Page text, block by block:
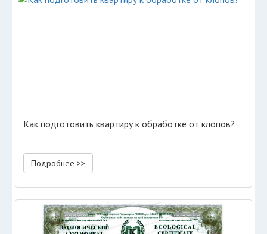
Как подготовить квартиру к обработке от клопов?
Подробнее >>